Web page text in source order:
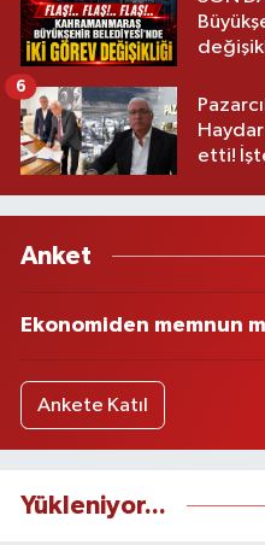
etti!
6
Anket
Ekonomiden memnun
Ankete Katıl
Yükleniyor...